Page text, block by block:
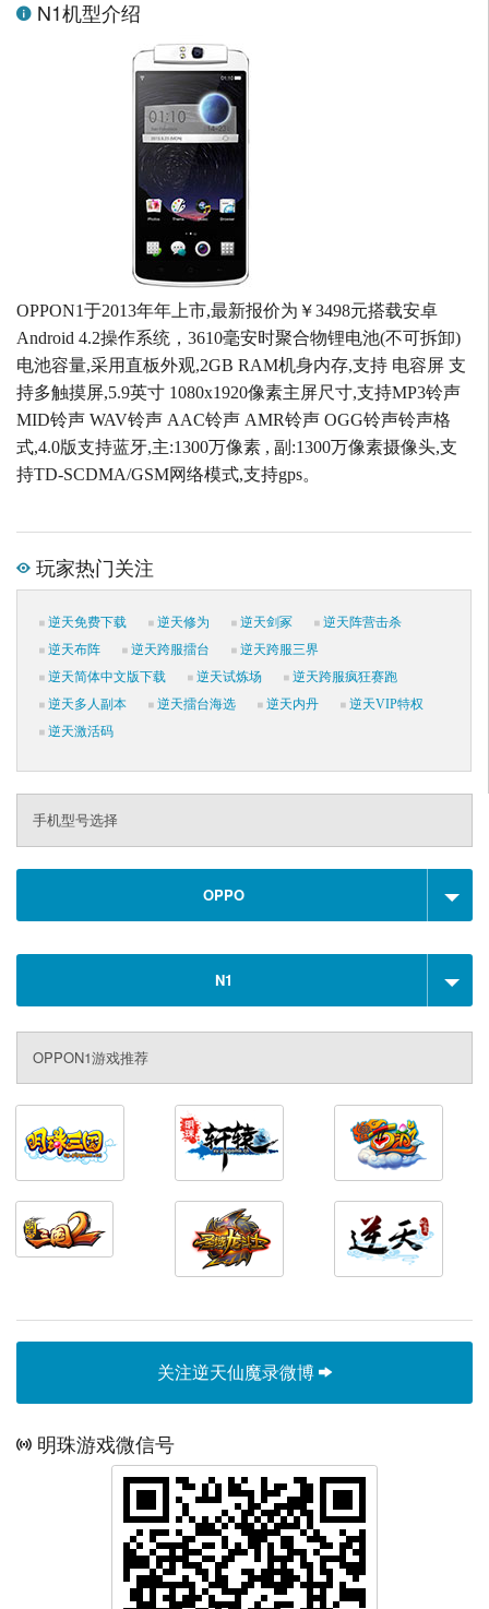
N1机型介绍
OPPON1于2013年年上市,最新报价为￥3498元搭载安卓
Android 4.2操作系统，3610毫安时聚合物锂电池(不可拆卸)
电池容量,采用直板外观,2GB RAM机身内存,支持 电容屏 支
持多触摸屏,5.9英寸 1080x1920像素主屏尺寸,支持MP3铃声
MID铃声 WAV铃声 AAC铃声 AMR铃声 OGG铃声铃声格
式,4.0版支持蓝牙,主:1300万像素 , 副:1300万像素摄像头,支
持TD-SCDMA/GSM网络模式,支持gps。
玩家热门关注
逆天免费下载 逆天修为 逆天剑冢
逆天阵营击杀
逆天布阵
逆天跨服擂台
逆天跨服三界
逆天简体中文版下载
逆天试炼场
逆天跨服疯狂赛跑
逆天多人副本
逆天擂台海选 逆天内丹
逆天VIP特权
逆天激活码
手机型号选择
OPPO
N1
OPPON1游戏推荐
关注逆天仙魔录微博
明珠游戏微信号